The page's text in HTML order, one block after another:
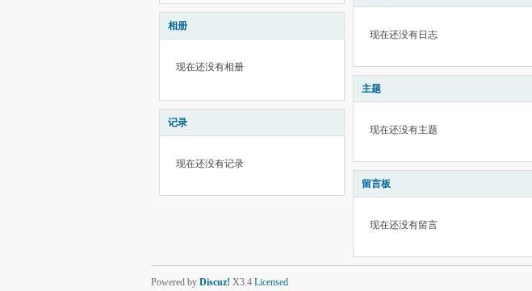
相册
现在还没有相册
记录
现在还没有记录
现在还没有日志
主题
现在还没有主题
留言板
现在还没有留言
Powered by Discuz! X3.4 Licensed